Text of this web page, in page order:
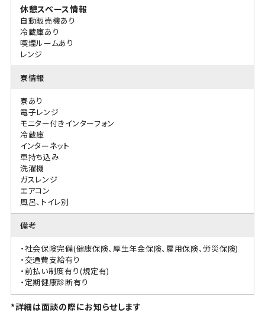
休憩スペース情報
自動販売機あり
冷蔵庫あり
喫煙ルームあり
レンジ
寮情報
寮あり
電子レンジ
モニター付きインターフォン
冷蔵庫
インターネット
車持ち込み
洗濯機
ガスレンジ
エアコン
風呂、トイレ別
備考
・社会保険完備(健康保険、厚生年金保険、雇用保険、労災保険)
・交通費支給有り
・前払い制度有り(規定有)
・定期健康診断有り
*詳細は面談の際にお知らせします